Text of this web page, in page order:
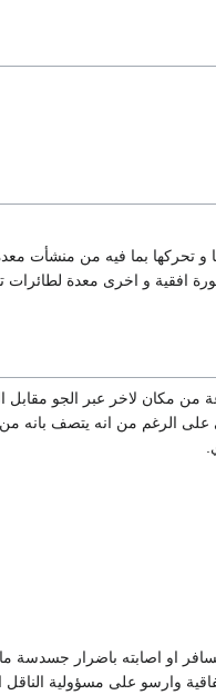
و تحركها بما فيه من منشأت
افقية و اخرى معدة لطائرات
من مكان لاخر عبر الجو مقابل
على الرغم من انه يتصف بانه من
حال تلف الأمتعة المسجلة او ضياعها او تعيبها مادة 17 ف 2 كما تنص